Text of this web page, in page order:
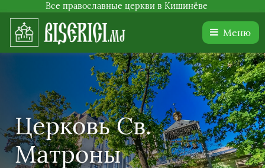
Все православные церкви в Кишинёве
Меню
Церковь Св.
Матроны